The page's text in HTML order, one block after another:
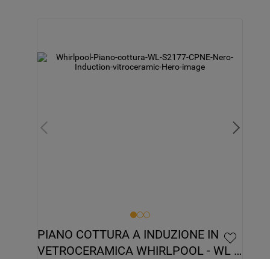
PIANO COTTURA A INDUZIONE IN
VETROCERAMICA WHIRLPOOL - WL